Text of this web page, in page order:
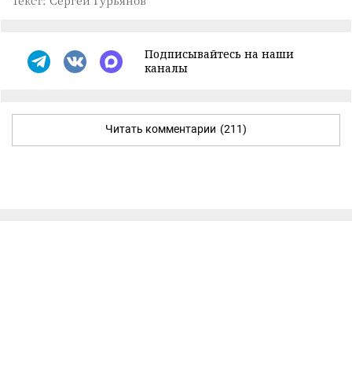
Подписывайтесь на наши
каналы
Читать комментарии (211)